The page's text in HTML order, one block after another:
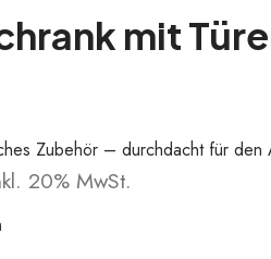
mit
Zubehör – durchdacht für den
20% MwSt.